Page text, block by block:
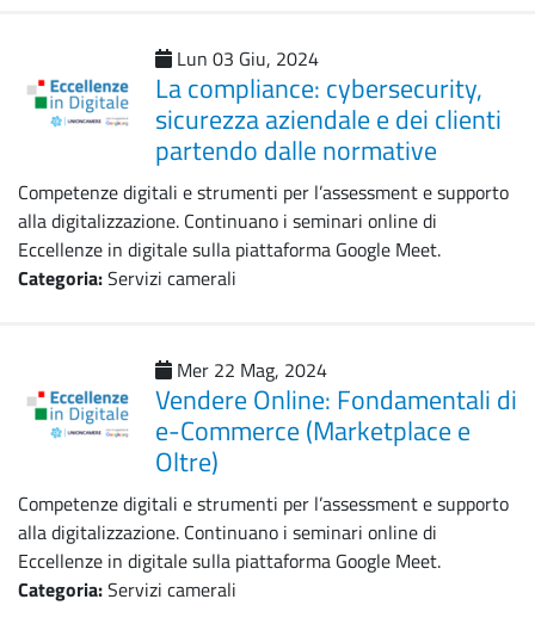
Lun 03 Giu, 2024
La compliance: cybersecurity,
sicurezza aziendale e dei clienti
partendo dalle normative
Competenze digitali e strumenti per l’assessment e supporto
alla digitalizzazione. Continuano i seminari online di
Eccellenze in digitale sulla piattaforma Google Meet.
Categoria:Servizi camerali
Mer 22 Mag, 2024
Vendere Online: Fondamentali di
e-Commerce (Marketplace e
Oltre)
Competenze digitali e strumenti per l’assessment e supporto
alla digitalizzazione. Continuano i seminari online di
Eccellenze in digitale sulla piattaforma Google Meet.
Categoria:Servizi camerali